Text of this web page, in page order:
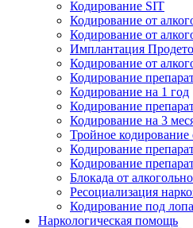
Кодирование SIT
Кодирование от
Кодирование от
Имплантация
Кодирование от
Кодирование
Кодирование на 1 год
Кодирование
Кодирование на 3
Тройное кодирование
Кодирование
Кодирование
Блокада от
Ресоциализация
Кодирование под
Наркологическая помощь